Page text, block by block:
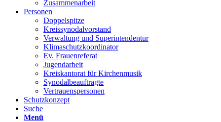
Zusammenarbeit
Personen
Doppelspitze
Kreissynodalvorstand
Verwaltung und Superintendentur
Klimaschutzkoordinator
Ev. Frauenreferat
Jugendarbeit
Kreiskantorat für Kirchenmusik
Synodalbeauftragte
Vertrauenspersonen
Schutzkonzept
Suche
Menü